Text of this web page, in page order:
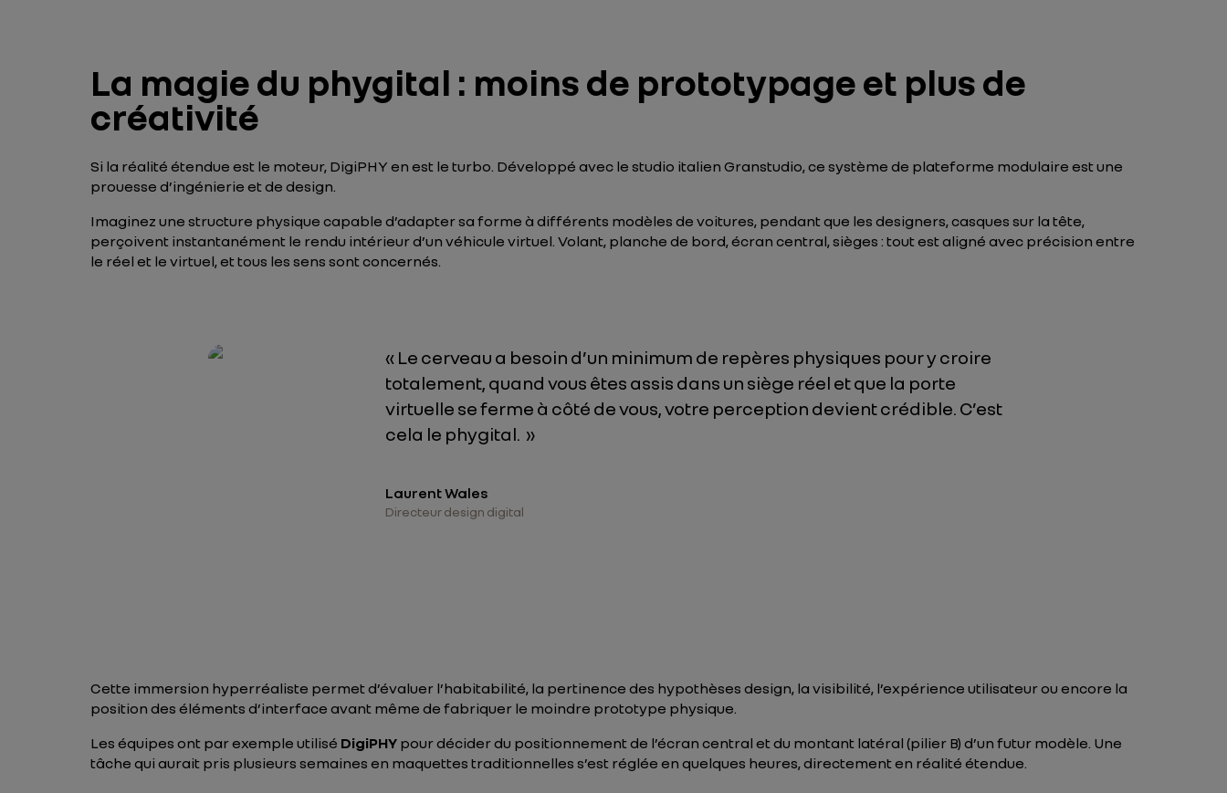
La magie du phygital : moins de prototypage et plus de
créativité
Si la réalité étendue est le moteur, DigiPHY en est le turbo. Développé avec le studio italien Granstudio, ce système de plateforme modulaire est une
prouesse d’ingénierie et de design.
Imaginez une structure physique capable d’adapter sa forme à différents modèles de voitures, pendant que les designers, casques sur la tête,
perçoivent instantanément le rendu intérieur d’un véhicule virtuel. Volant, planche de bord, écran central, sièges : tout est aligné avec précision entre
le réel et le virtuel, et tous les sens sont concernés.
« Le cerveau a besoin d’un minimum de repères physiques pour y croire
totalement, quand vous êtes assis dans un siège réel et que la porte
virtuelle se ferme à côté de vous, votre perception devient crédible. C’est
cela le phygital. »
Laurent Wales
Directeur design digital
Cette immersion hyperréaliste permet d’évaluer l’habitabilité, la pertinence des hypothèses design, la visibilité, l’expérience utilisateur ou encore la
position des éléments d’interface avant même de fabriquer le moindre prototype physique.
Les équipes ont par exemple utilisé DigiPHY pour décider du positionnement de l’écran central et du montant latéral (pilier B) d’un futur modèle. Une
tâche qui aurait pris plusieurs semaines en maquettes traditionnelles s’est réglée en quelques heures, directement en réalité étendue.